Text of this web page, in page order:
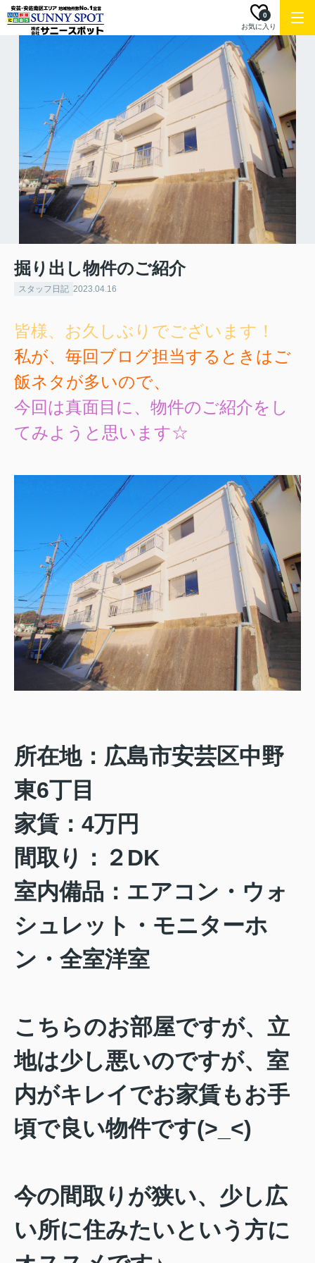
お気に入り
0
掘り出し物件のご紹介
スタッフ日記 2023.04.16
皆様、お久しぶりでございます！
私が、毎回ブログ担当するときはご
飯ネタが多いので、
今回は真面目に、物件のご紹介をし
てみようと思います☆
所在地：広島市安芸区中野
東6丁目
家賃：4万円
間取り：２DK
室内備品：エアコン・ウォ
シュレット・モニターホ
ン・全室洋室
こちらのお部屋ですが、立
地は少し悪いのですが、室
内がキレイでお家賃もお手
頃で良い物件です(>_<)
今の間取りが狭い、少し広
い所に住みたいという方に